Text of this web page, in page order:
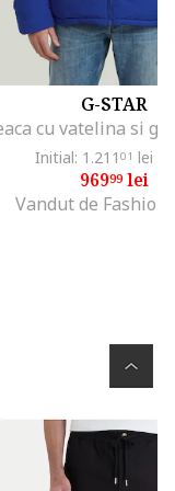
G-STAR
Initial: 1.211 01 lei
96999lei
Vandut de Fashion